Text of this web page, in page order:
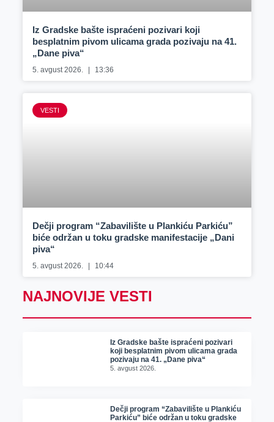
Iz Gradske bašte ispraćeni pozivari koji
besplatnim pivom ulicama grada pozivaju na 41.
„Dane piva“
5. avgust 2026. 13:36
VESTI
Dečji program “Zabavilište u Plankiću Parkiću”
biće održan u toku gradske manifestacije „Dani
piva“
5. avgust 2026. 10:44
NAJNOVIJE VESTI
Iz Gradske bašte ispraćeni pozivari
koji besplatnim pivom ulicama grada
pozivaju na 41. „Dane piva“
5. avgust 2026.
Dečji program “Zabavilište u Plankiću
Parkiću” biće održan u toku gradske